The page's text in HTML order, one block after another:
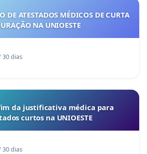
DE ATESTADOS MÉDICOS DE CURTA
NA UNIOESTE
30 dias
da justificativa médica para
curtos na UNIOESTE
30 dias